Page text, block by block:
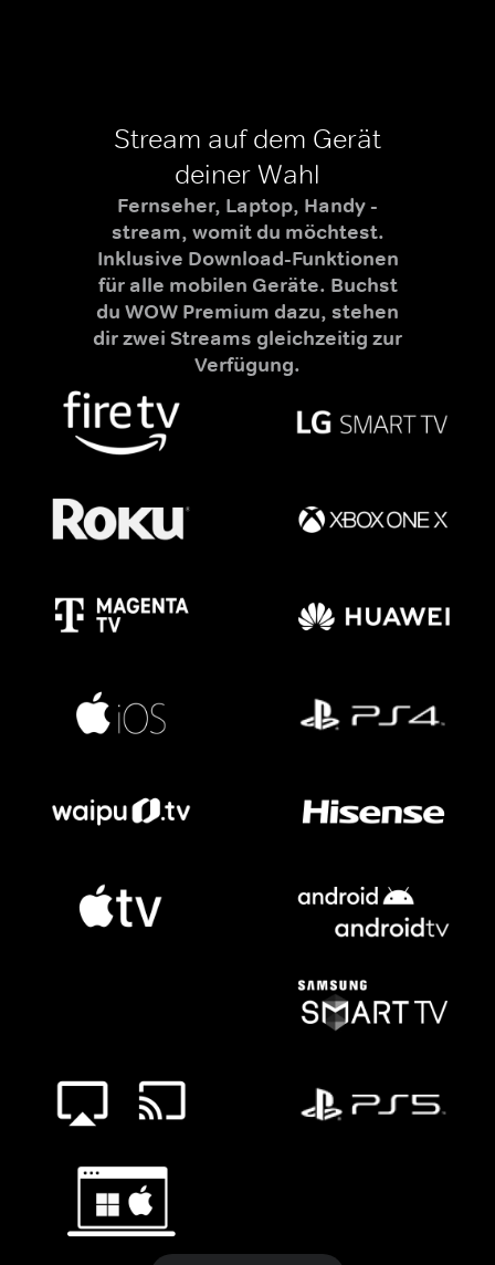
Stream auf dem Gerät
deiner Wahl
Fernseher, Laptop, Handy -
stream, womit du möchtest.
Inklusive Download-Funktionen
für alle mobilen Geräte. Buchst
du WOW Premium dazu, stehen
dir zwei Streams gleichzeitig zur
Verfügung.